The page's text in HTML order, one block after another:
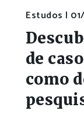
Estudos |
de
como